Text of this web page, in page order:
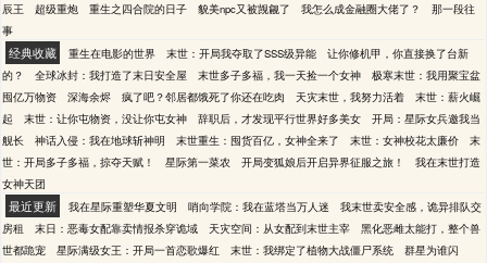
辰王
超级重炮 重生之四合院的日子 貌美npc又被觊觎了 我怎么成金融圈大佬了？
那一段往
事
经典收藏 重生在电影的世界 末世：开局我夺取了SSS级异能
让你修机甲，你直接换了台新
的？
全球冰封：我打造了末日安全屋 末世多子多福，我一天捡一个女神
极寒末世：我用聚宝盆
囤亿万物资
深海余烬 疯了吧？邻居都饿死了你还在吃肉 天灾末世，我努力活着
末世：薪火崛
起
末世：让你屯物资，没让你屯女神 辞职后，才发现平行世界好多美女
开局：星际女兵邀我当
舰长
神话入侵：我在地球斩神明 末世重生：囤货百亿，女神全来了 末世：女神校花太廉价
末
世：开局多子多福，掠夺天赋！
星际第一菜农 开局变狐娘后开启异界征服之旅！
我在末世打造
女神天团
最近更新 我在星际重塑华夏文明 哨向学院：我在蓝塔当万人迷
我末世卖安全感，诡异排队交
房租
末日：恶毒女配靠卖情报杀穿诡域 天灾空间：从女配到末世主宰
黑化恶雌太能打，整个兽
世都跪宠
星际满级女王：开局一首恋歌爆红 末世：我绑定了植物大战僵尸系统
群星为谁闪